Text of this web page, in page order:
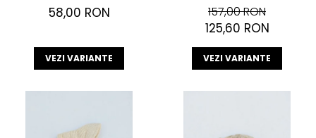
58,00 RON
VEZI VARIANTE
157,00 RON
125,60 RON
VEZI VARIANTE